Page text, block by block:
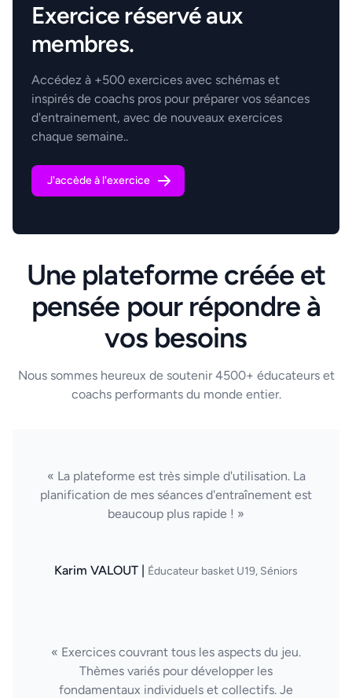
Exercice réservé aux
membres.
Accédez à +500 exercices avec schémas et
inspirés de coachs pros pour préparer vos séances
d'entrainement, avec de nouveaux exercices
chaque semaine..
J'accède à l'exercice
Une plateforme créée et
pensée pour répondre à
vos besoins
Nous sommes heureux de soutenir 4500+ éducateurs et
coachs performants du monde entier.
« La plateforme est très simple d'utilisation. La
planification de mes séances d'entraînement est
beaucoup plus rapide ! »
Karim VALOUT | Éducateur basket U19, Séniors
« Exercices couvrant tous les aspects du jeu.
Thèmes variés pour développer les
fondamentaux individuels et collectifs. Je